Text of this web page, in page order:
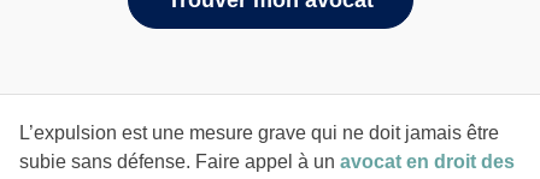
L’expulsion est une mesure grave qui ne doit jamais être
subie sans défense. Faire appel à un avocat en droit des